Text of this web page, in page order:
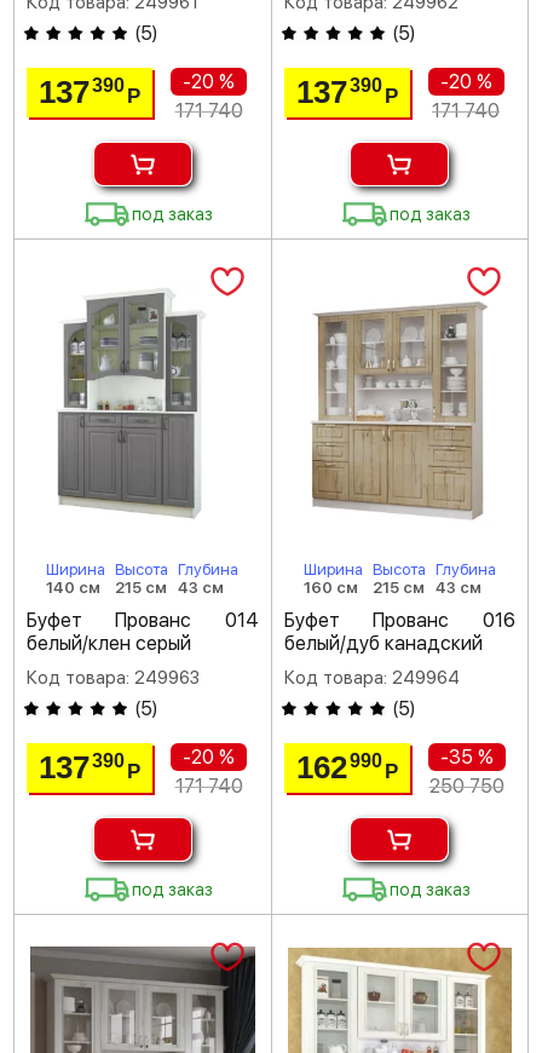
(5)
137390Р
-20 %
171 740
под заказ
(5)
137390 Р
-20 %
171 740
под заказ
Ширина
140 см
Высота
215 см
Глубина
43 см
Буфет Прованс 014
белый/клен серый
Код товара: 249963
(5)
137390Р
-20 %
171 740
под заказ
Ширина
160 см
Высота
215 см
Глубина
43 см
Буфет Прованс 016
белый/дуб канадский
Код товара: 249964
(5)
162990 Р
-35 %
250 750
под заказ